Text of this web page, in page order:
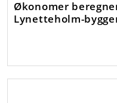
Økonomer
Lynetteholm-